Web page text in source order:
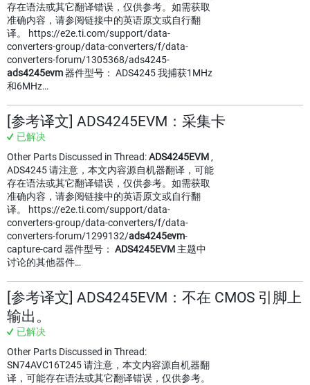
存在语法或其它翻译错误，仅供参考。如需获取
准确内容，请参阅链接中的英语原文或自行翻
译。 https://e2e.ti.com/support/data-
converters-group/data-converters/f/data-
converters-forum/1305368/ads4245-
ads4245evm器件型号： ADS4245 我捕获1MHz
和6MHz…
[参考译文] ADS4245EVM：采集卡
已解决
Other Parts Discussed in Thread:ADS4245EVM ,
ADS4245 请注意，本文内容源自机器翻译，可能
存在语法或其它翻译错误，仅供参考。如需获取
准确内容，请参阅链接中的英语原文或自行翻
译。 https://e2e.ti.com/support/data-
converters-group/data-converters/f/data-
converters-forum/1299132/ads4245evm-
capture-card 器件型号： ADS4245EVM 主题中
讨论的其他器件…
[参考译文] ADS4245EVM：不在 CMOS 引脚上
输出。
已解决
Other Parts Discussed in Thread:
SN74AVC16T245 请注意，本文内容源自机器翻
译，可能存在语法或其它翻译错误，仅供参考。